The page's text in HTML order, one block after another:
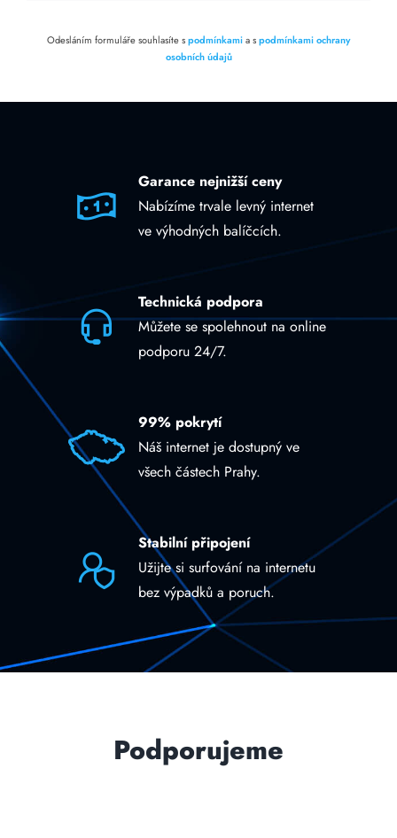
Odesláním formuláře souhlasíte spodmínkamia spodmínkami ochrany
osobních údajů
Garance nejnižší ceny
Nabízíme trvale levný internet
ve výhodných balíčcích.
Technická podpora
Můžete se spolehnout na online
podporu 24/7.
99% pokrytí
Náš internet je dostupný ve
všech částech Prahy.
Stabilní připojení
Užijte si surfování na internetu
bez výpadků a poruch.
Podporujeme